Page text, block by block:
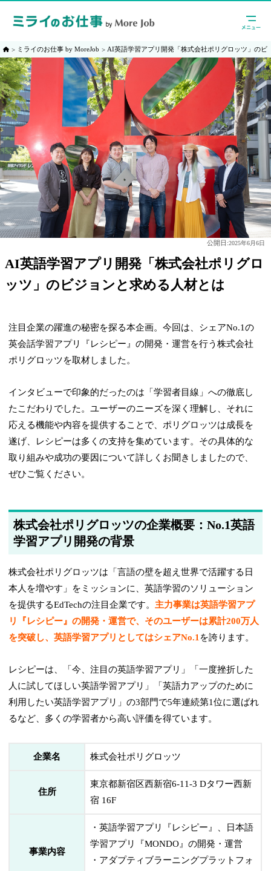
ミライのお仕事 by MoreJob AI英語学習アプリ開発「株式会社ポリグロッツ」のビ
公開日:2025年6月6日
AI英語学習アプリ開発「株式会社ポリグロ
ッツ」のビジョンと求める人材とは
注目企業の躍進の秘密を探る本企画。今回は、シェアNo.1の
英会話学習アプリ『レシピー』の開発・運営を行う株式会社
ポリグロッツを取材しました。
インタビューで印象的だったのは「学習者目線」への徹底し
たこだわりでした。ユーザーのニーズを深く理解し、それに
応える機能や内容を提供することで、ポリグロッツは成長を
遂げ、レシピーは多くの支持を集めています。その具体的な
取り組みや成功の要因について詳しくお聞きしましたので、
ぜひご覧ください。
株式会社ポリグロッツの企業概要：No.1英語
学習アプリ開発の背景
株式会社ポリグロッツは「言語の壁を超え世界で活躍する日
本人を増やす」をミッションに、英語学習のソリューション
を提供するEdTechの注目企業です。主力事業は英語学習アプ
リ『レシピー』の開発・運営で、そのユーザーは累計200万人
を突破し、英語学習アプリとしてはシェアNo.1を誇ります。
レシピーは、「今、注目の英語学習アプリ」「一度挫折した
人に試してほしい英語学習アプリ」「英語力アップのために
利用したい英語学習アプリ」の3部門で5年連続第1位に選ばれ
るなど、多くの学習者から高い評価を得ています。
企業名 株式会社ポリグロッツ
住所
東京都新宿区西新宿6-11-3 Dタワー西新
宿 16F
事業内容
・英語学習アプリ『レシピー』、日本語
学習アプリ『MONDO』の開発・運営
・アダプティブラーニングプラットフォ